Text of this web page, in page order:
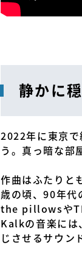
静かに
2022年に東京
う。真っ暗な部
作曲はふたりと
歳の頃、90年代
the pillowsや
Kalkの音楽には
じさせるサウン